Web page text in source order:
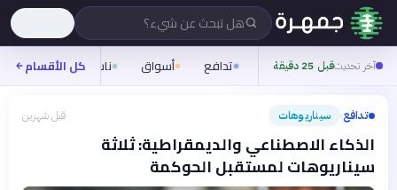
هل تبحث عن شيء؟
آخر تحديثقبل 25 دقيقة تدافع أسواق ناس روح
كل الأقسام
تدافع› سيناريوهات قبل شهرين
الذكاء الاصطناعي والديمقراطية: ثلاثة
سيناريوهات لمستقبل الحوكمة